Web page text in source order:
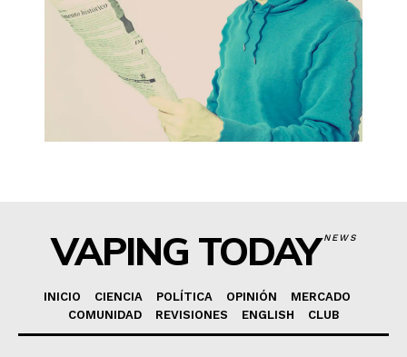
VAPING TODAYNEWS
INICIO CIENCIA POLÍTICA OPINIÓN
MERCADO
COMUNIDAD
REVISIONES ENGLISH CLUB